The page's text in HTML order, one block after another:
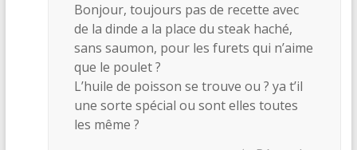
Bonjour, toujours pas de recette avec
de la dinde a la place du steak haché,
sans saumon, pour les furets qui n’aime
que le poulet ?
L’huile de poisson se trouve ou ? ya t’il
une sorte spécial ou sont elles toutes
les même ?